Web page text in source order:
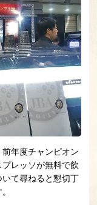
年度チャンピオン
レッソが無料で飲
て尋ねると懇切丁